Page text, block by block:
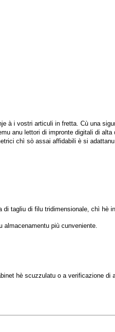
à i vostri articuli in fretta. Cù una
anu lettori di impronte digitali di alta
chì sò assai affidabili è si
tagliu di filu tridimensionale, chì hè
almacenamentu più cunveniente.
hè scuzzulatu o a verificazione di